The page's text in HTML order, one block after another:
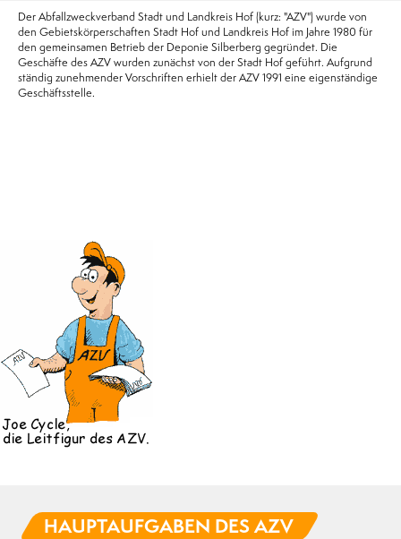
Der Abfallzweckverband Stadt und Landkreis Hof (kurz: "AZV") wurde von
den Gebietskörperschaften Stadt Hof und Landkreis Hof im Jahre 1980 für
den gemeinsamen Betrieb der Deponie Silberberg gegründet. Die
Geschäfte des AZV wurden zunächst von der Stadt Hof geführt. Aufgrund
ständig zunehmender Vorschriften erhielt der AZV 1991 eine eigenständige
Geschäftsstelle.
HAUPTAUFGABEN DES AZV